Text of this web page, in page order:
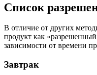
Список
В отличие от других
продукт как
зависимости от времени
Завтрак